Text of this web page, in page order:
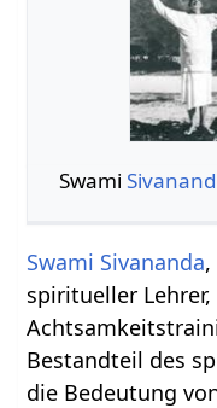
Swami
Swami Sivananda
spiritueller
Bestandteil des
die Bedeutung